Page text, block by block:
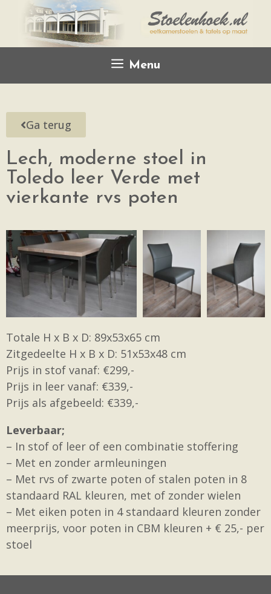
Menu
Ga terug
Lech, moderne stoel in
Toledo leer Verde met
vierkante rvs poten
Totale H x B x D: 89x53x65 cm
Zitgedeelte H x B x D: 51x53x48 cm
Prijs in stof vanaf: €299,-
Prijs in leer vanaf: €339,-
Prijs als afgebeeld: €339,-
Leverbaar;
– In stof of leer of een combinatie stoffering
– Met en zonder armleuningen
– Met rvs of zwarte poten of stalen poten in 8
standaard RAL kleuren, met of zonder wielen
– Met eiken poten in 4 standaard kleuren zonder
meerprijs, voor poten in CBM kleuren + € 25,- per
stoel